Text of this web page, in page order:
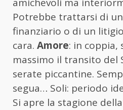
amichevoli ma
Potrebbe trattarsi di
finanziario o di un
cara. Amore: in
massimo il transito del
serate piccantine.
segua… Soli: periodo
Si apre la stagione della